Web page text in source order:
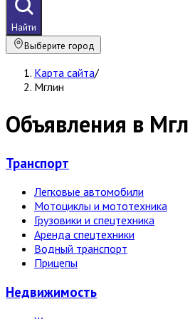
Найти
Выберите город
Карта сайта/
Мглин
Объявления в
Транспорт
Легковые автомобили
Мотоциклы и мототехника
Грузовики и спецтехника
Аренда спецтехники
Водный транспорт
Прицепы
Недвижи­мость